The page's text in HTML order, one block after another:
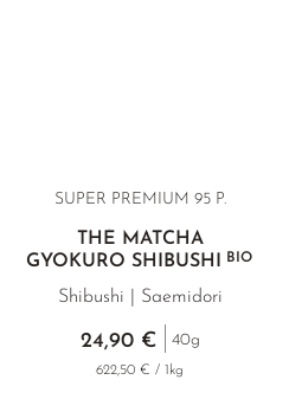
SUPER PREMIUM 95 P.
THÉ MATCHA
GYOKURO SHIBUSHIBIO
Shibushi | Saemidori
24,90 € 40g
622,50 € / 1kg